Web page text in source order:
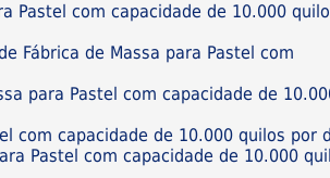
Pastel com capacidade de 10.000
Fábrica de Massa para Pastel com
para Pastel com capacidade de
com capacidade de 10.000 quilos por
Pastel com capacidade de 10.000